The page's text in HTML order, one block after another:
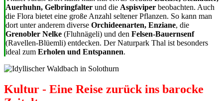
Auerhuhn, Gelbringfalter und die Aspisviper beobachten. Auch
die Flora bietet eine große Anzahl seltener Pflanzen. So kann man
dort unter anderem diverse Orchideenarten, Enziane, die
Grenobler Nelke (Fluhnägeli) und den Felsen-Bauernsenf
(Ravellen-Blüemli) entdecken. Der Naturpark Thal ist besonders
ideal zum Erholen und Entspannen.
Kultur - Eine Reise zurück ins barocke